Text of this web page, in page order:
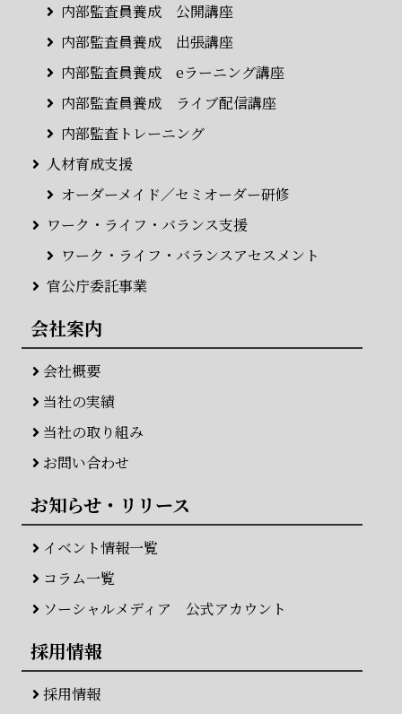
内部監査員養成 公開講座
内部監査員養成 出張講座
内部監査員養成 eラーニング講座
内部監査員養成 ライブ配信講座
内部監査トレーニング
人材育成支援
オーダーメイド／セミオーダー研修
ワーク・ライフ・バランス支援
ワーク・ライフ・バランスアセスメント
官公庁委託事業
会社案内
会社概要
当社の実績
当社の取り組み
お問い合わせ
お知らせ・リリース
イベント情報一覧
コラム一覧
ソーシャルメディア 公式アカウント
採用情報
採用情報